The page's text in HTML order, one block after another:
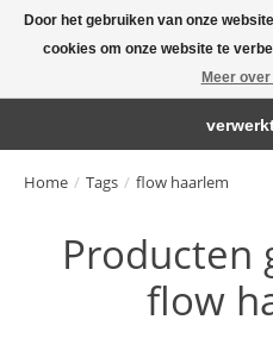
Large selection of products and fast
Home / Tags / flow haarlem
Producten
flow
Door het gebruiken van onze
cookies om onze website te
Meer
← Keer terug naar de
Eventueel geplaatste orders